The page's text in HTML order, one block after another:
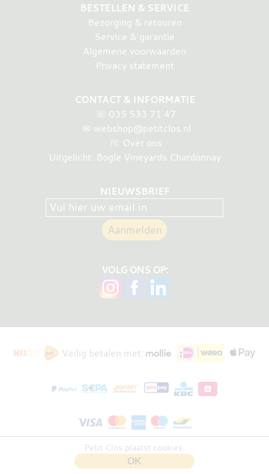
BESTELLEN & SERVICE
Bezorging & retouren
Service & garantie
Algemene voorwaarden
Privacy statement
CONTACT & INFORMATIE
☏ 035 533 71 47
✉ webshop@petitclos.nl
Over ons
Uitgelicht: Bogle Vineyards Chardonnay
NIEUWSBRIEF
VOLG ONS OP:
Veilig betalen met:
Bloembraadenversie 0.31.1
Petit Clos plaatst cookies.
OK